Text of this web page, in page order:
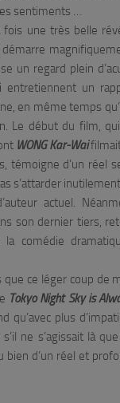
sentiments …
une très belle
un regard plein
entretiennent un
en même temps
Le début du film,
WONG Kar-Wai
témoigne d’un réel
s’attarder
actuel.
son dernier tiers,
la comédie
que ce léger coup de
Tokyo Night Sky is
qu’avec plus
s’il ne s’agissait là
bien d’un réel et